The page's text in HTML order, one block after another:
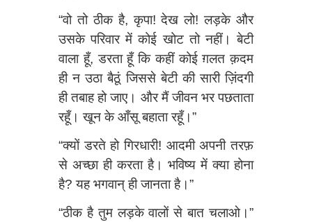
“वो तो ठीक है, कृपा! देख लो! लड़के और
उसके परिवार में कोई खोट तो नहीं। बेटी
वाला हूँ, डरता हूँ कि कहीं कोई ग़लत क़दम
ही न उठा बैठूं जिससे बेटी की सारी ज़िंदगी
ही तबाह हो जाए। और मैं जीवन भर पछताता
रहूँ। खून के आँसू बहाता रहूँ।”
“क्यों डरते हो गिरधारी! आदमी अपनी तरफ़
से अच्छा ही करता है। भविष्य में क्या होना
है? यह भगवान् ही जानता है।”
“ठीक है तुम लड़के वालों से बात चलाओ।”